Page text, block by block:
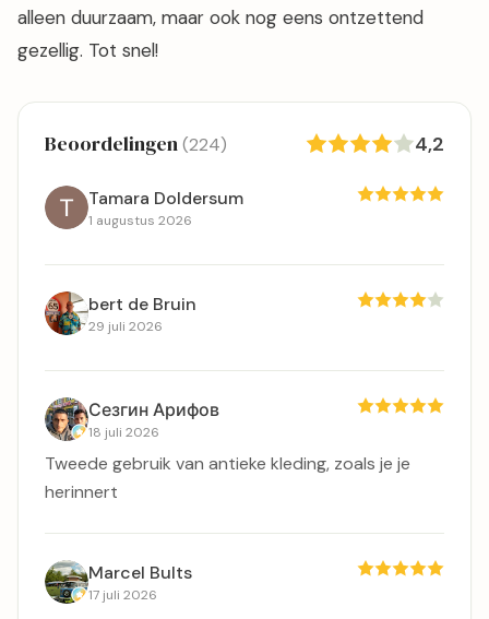
alleen duurzaam, maar ook nog eens ontzettend
gezellig. Tot snel!
Beoordelingen(224) 4,2
Tamara Doldersum
1 augustus 2026
bert de Bruin
29 juli 2026
Сезгин Арифов
18 juli 2026
Tweede gebruik van antieke kleding, zoals je je
herinnert
Marcel Bults
17 juli 2026